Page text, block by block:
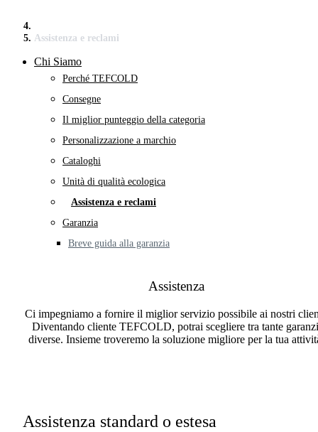
Assistenza e reclami
Chi Siamo
Perché TEFCOLD
Consegne
Il miglior punteggio della categoria
Personalizzazione a marchio
Cataloghi
Unità di qualità ecologica
Assistenza e reclami
Garanzia
Breve guida alla garanzia
Assistenza
Ci impegniamo a fornire il miglior servizio possibile ai nostri
Diventando cliente TEFCOLD, potrai scegliere tra tante
diverse. Insieme troveremo la soluzione migliore per la tua
Assistenza standard o estesa